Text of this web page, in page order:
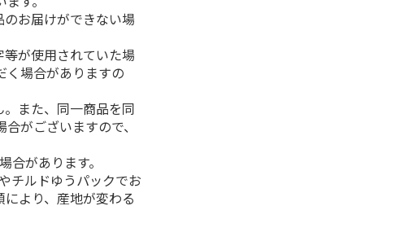
お届けができない場
が使用されていた場
く場合がありますの
また、同一商品を同
がございますので、
があります。
チルドゆうパックでお
より、産地が変わる